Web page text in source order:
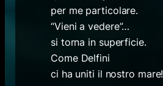
per me particolare.
“Vieni a vedere”…
si torna in superficie.
Come Delfini
ci ha uniti il nostro mare!